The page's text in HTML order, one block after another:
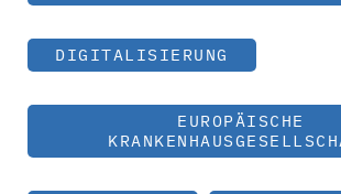
DIGITALISIERUNG
EUROPÄISCHE